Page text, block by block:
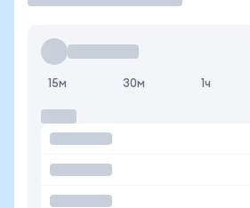
15м 30м 1ч